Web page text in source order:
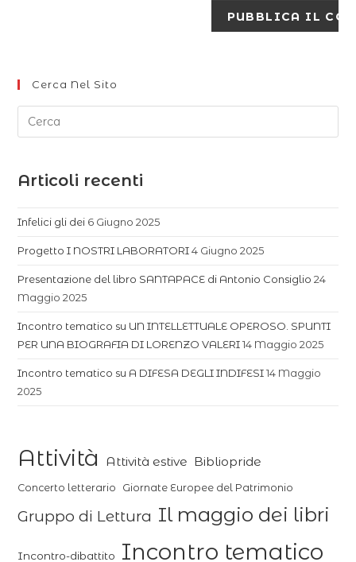
Cerca Nel Sito
Articoli recenti
Infelici gli dei 6 Giugno 2025
Progetto I NOSTRI LABORATORI 4 Giugno 2025
Presentazione del libro SANTAPACE di Antonio Consiglio 24
Maggio 2025
Incontro tematico su UN INTELLETTUALE OPEROSO. SPUNTI
PER UNA BIOGRAFIA DI LORENZO VALERI 14 Maggio 2025
Incontro tematico su A DIFESA DEGLI INDIFESI 14 Maggio
2025
Attività Attività estive Bibliopride
Concerto letterario Giornate Europee del Patrimonio
Gruppo di Lettura Il maggio dei libri
Incontro-dibattito Incontro tematico